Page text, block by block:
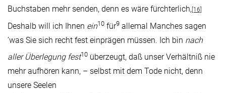
Buchstaben mehr senden, denn es wäre fürchterlich,[16]
Deshalb will ich Ihnen ein10 für9 allemal Manches sagen
’was Sie sich recht fest einprägen müssen. Ich bin nach
aller Überlegung fest10 überzeugt, daß unser Verhältniß nie
mehr aufhören kann, – selbst mit dem Tode nicht, denn
unsere Seelen